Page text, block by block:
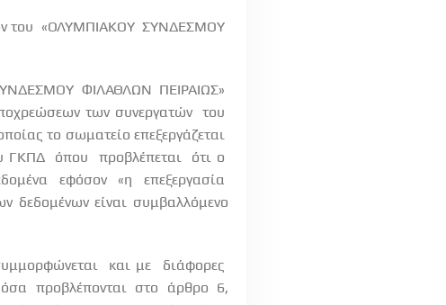
του «ΟΛΥΜΠΙΑΚΟΥ ΣΥΝΔΕΣΜΟΥ
ΦΙΛΑΘΛΩΝ ΠΕΙΡΑΙΩΣ»
των συνεργατών
του
το σωματείο επεξεργάζεται
ΓΚΠΔ όπου προβλέπεται
ότι ο
εφόσον «η
επεξεργασία
δεδομένων είναι συμβαλλόμενο
και με
διάφορες
προβλέπονται στο άρθρο 6,